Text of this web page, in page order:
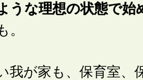
うな理想の状態で始
。
我が家も、保育室、